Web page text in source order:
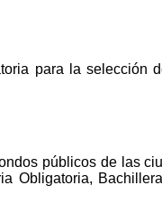
para la selección
públicos de las
Obligatoria,